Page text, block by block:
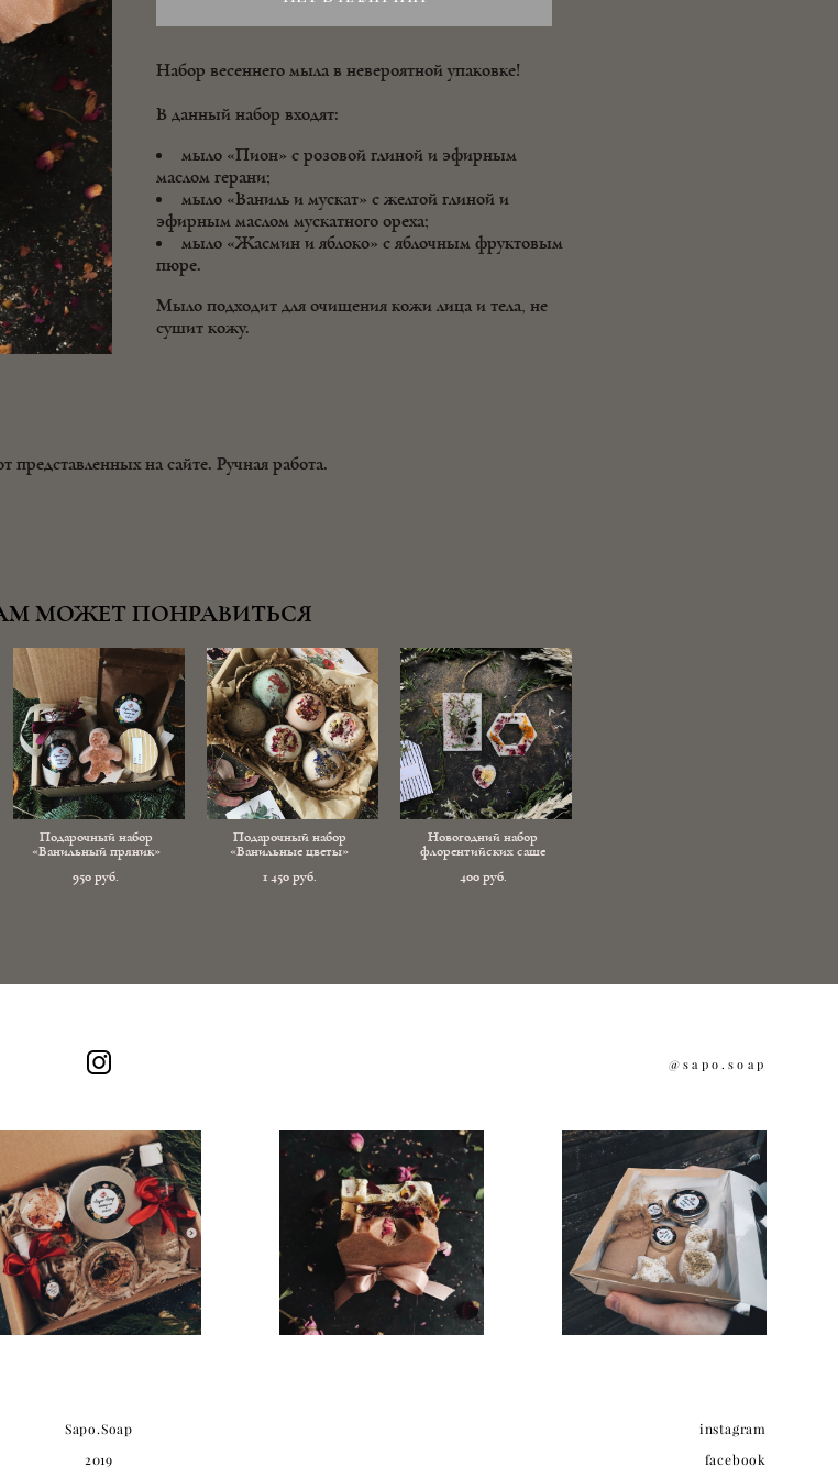
Набор весеннего мыла в невероятной упаковке!
В данный набор входят:
мыло «Пион» с розовой глиной и эфирным
маслом герани;
мыло «Ваниль и мускат» с желтой глиной и
эфирным маслом мускатного ореха;
мыло «Жасмин и яблоко» с яблочным фруктовым
пюре.
Мыло подходит для очищения кожи лица и тела, не
сушит кожу.
представленных на сайте. Ручная работа.
МОЖЕТ ПОНРАВИТЬСЯ
Подарочный набор
«Ванильный пряник»
950 pуб.
Подарочный набор
«Ванильные цветы»
1 450 pуб.
Новогодний набор
флорентийских саше
400 pуб.
@sapo.soap
Sapo.Soap
2019
instagram
facebook